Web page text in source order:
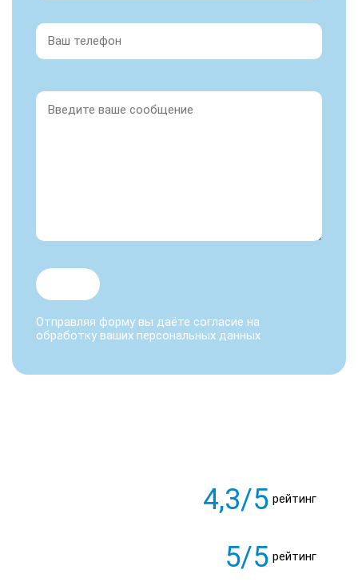
Отправляя форму вы даёте согласие на
обработку ваших персональных данных
4,3/5 рейтинг
5/5 рейтинг